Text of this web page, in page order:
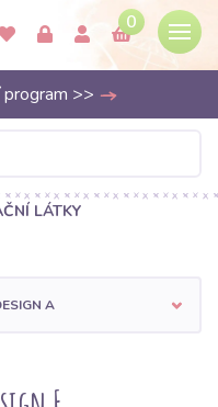
0
>>
LÁTKY
A